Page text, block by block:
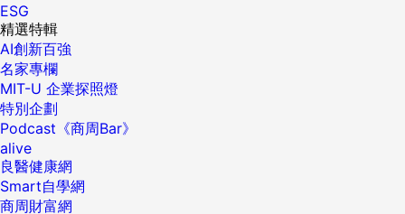
ESG
精選特輯
AI創新百強
名家專欄
MIT-U 企業探照燈
特別企劃
Podcast《商周Bar》
alive
良醫健康網
Smart自學網
商周財富網